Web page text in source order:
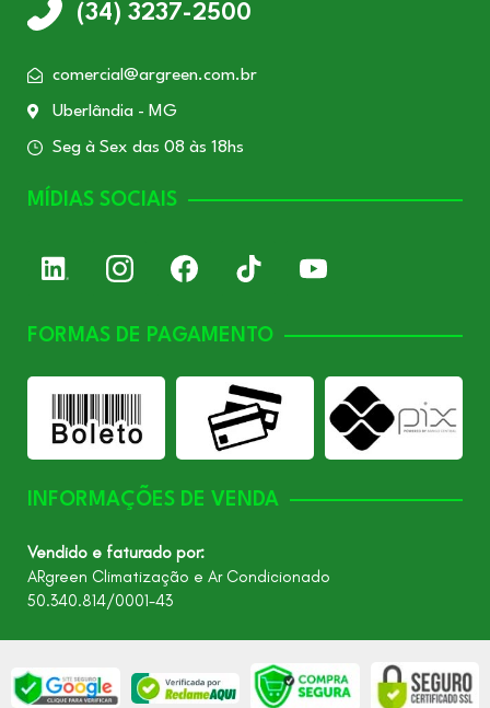
(34) 3237-2500
comercial@argreen.com.br
Uberlândia - MG
Seg à Sex das 08 às 18hs
MÍDIAS SOCIAIS
FORMAS DE PAGAMENTO
INFORMAÇÕES DE VENDA
Vendido e faturado por:
ARgreen Climatização e Ar Condicionado
50.340.814/0001-43